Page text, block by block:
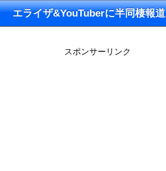
エライザ&YouTuberに半同棲報道
スポンサーリンク